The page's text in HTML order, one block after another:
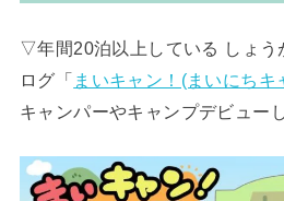
▽年間20泊以上している しょう
ログ「 まいキャン！(まいにちキ
キャンパーやキャンプデビュー